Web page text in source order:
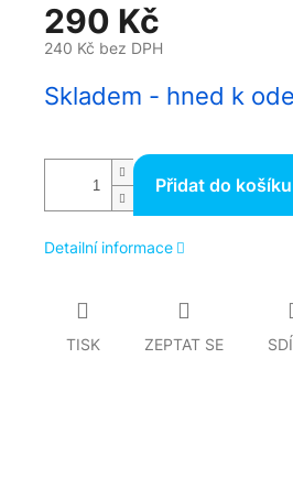
290 Kč
240 Kč bez DPH
cena:
Skladem - hned k
Přidat do košíku
Detailní informace
TISK ZEPTAT SE